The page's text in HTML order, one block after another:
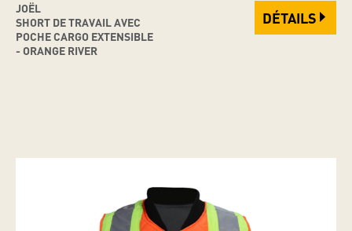
JOËL
SHORT DE TRAVAIL AVEC
POCHE CARGO EXTENSIBLE
- ORANGE RIVER
DÉTAILS